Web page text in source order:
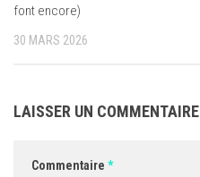
font encore)
30 MARS 2026
LAISSER UN COMMENTAIRE
Commentaire *